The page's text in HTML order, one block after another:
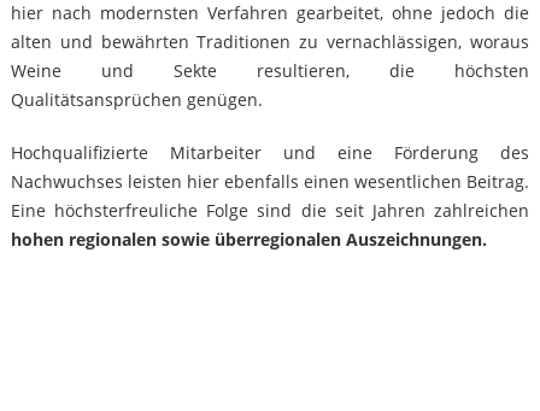
hier nach modernsten Verfahren gearbeitet, ohne jedoch die
alten und bewährten Traditionen zu vernachlässigen, woraus
Weine und Sekte resultieren, die höchsten
Qualitätsansprüchen genügen.
Hochqualifizierte Mitarbeiter und eine Förderung des
Nachwuchses leisten hier ebenfalls einen wesentlichen Beitrag.
Eine höchsterfreuliche Folge sind die seit Jahren zahlreichen
hohen regionalen sowie überregionalen Auszeichnungen.